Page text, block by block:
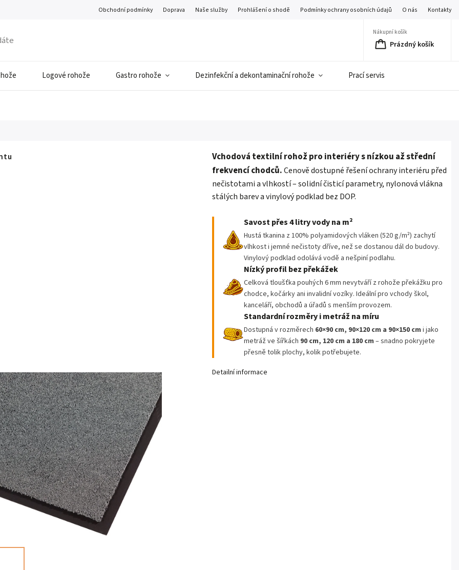
Obchodní podmínky Doprava Naše služby Prohlášení o shodě Podmínky ochrany osobních údajů O nás Kontakty
Nákupní košík
Prázdný košík
Logové rohože Gastro rohože Dezinfekční a dekontaminační rohože Prací servis
Vchodová textilní rohož pro interiéry s nízkou až střední
frekvencí chodců.Cenově dostupné řešení ochrany interiéru před
nečistotami a vlhkostí – solidní čisticí parametry, nylonová vlákna
stálých barev a vinylový podklad bez DOP.
Savost přes 4 litry vody na m²
Hustá tkanina z 100% polyamidových vláken (520 g/m²) zachytí
vlhkost i jemné nečistoty dříve, než se dostanou dál do budovy.
Vinylový podklad odolává vodě a nešpiní podlahu.
Nízký profil bez překážek
Celková tloušťka pouhých 6 mm nevytváří z rohože překážku pro
chodce, kočárky ani invalidní vozíky. Ideální pro vchody škol,
kanceláří, obchodů a úřadů s menším provozem.
Standardní rozměry i metráž na míru
Dostupná v rozměrech 60×90 cm, 90×120 cm a 90×150 cm i jako
metráž ve šířkách 90 cm, 120 cm a 180 cm – snadno pokryjete
přesně tolik plochy, kolik potřebujete.
Detailní informace